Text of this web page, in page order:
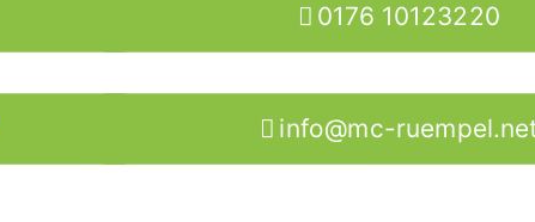
0176 10123220
info@mc-